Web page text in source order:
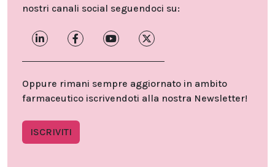
nostri canali social seguendoci su:
Oppure rimani sempre aggiornato in ambito
farmaceutico iscrivendoti alla nostra Newsletter!
ISCRIVITI